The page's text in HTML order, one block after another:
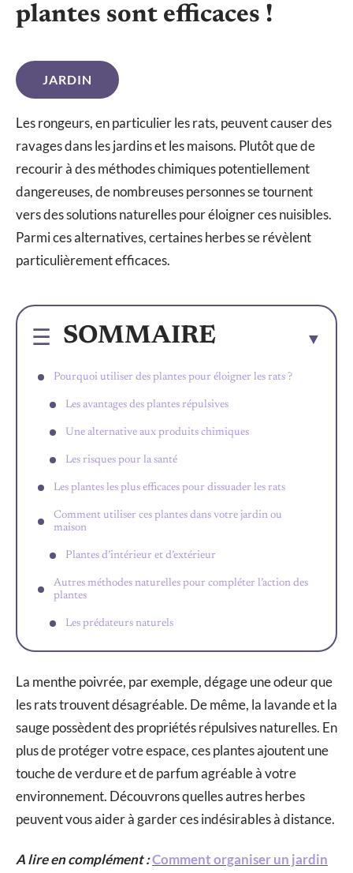
plantes sont efficaces !
JARDIN
Les rongeurs, en particulier les rats, peuvent causer des
ravages dans les jardins et les maisons. Plutôt que de
recourir à des méthodes chimiques potentiellement
dangereuses, de nombreuses personnes se tournent
vers des solutions naturelles pour éloigner ces nuisibles.
Parmi ces alternatives, certaines herbes se révèlent
particulièrement efficaces.
SOMMAIRE
Pourquoi utiliser des plantes pour éloigner les rats ?
Les avantages des plantes répulsives
Une alternative aux produits chimiques
Les risques pour la santé
Les plantes les plus efficaces pour dissuader les rats
Comment utiliser ces plantes dans votre jardin ou
maison
Plantes d’intérieur et d’extérieur
Autres méthodes naturelles pour compléter l’action des
plantes
Les prédateurs naturels
La menthe poivrée, par exemple, dégage une odeur que
les rats trouvent désagréable. De même, la lavande et la
sauge possèdent des propriétés répulsives naturelles. En
plus de protéger votre espace, ces plantes ajoutent une
touche de verdure et de parfum agréable à votre
environnement. Découvrons quelles autres herbes
peuvent vous aider à garder ces indésirables à distance.
A lire en complément :Comment organiser un jardin